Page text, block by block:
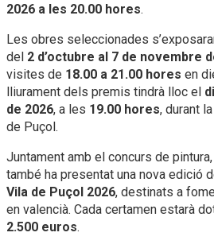
2026 a les 20.00 hores.
Les obres seleccionades
del 2 d’octubre al 7 de novembre
visites de 18.00 a 21.00 hores en
lliurament dels premis tindrà lloc el
de 2026, a les 19.00 hores, durant
de Puçol.
Juntament amb el concurs de
també ha presentat una nova edició
Vila de Puçol 2026, destinats a
en valencià. Cada certamen estarà
2.500 euros.